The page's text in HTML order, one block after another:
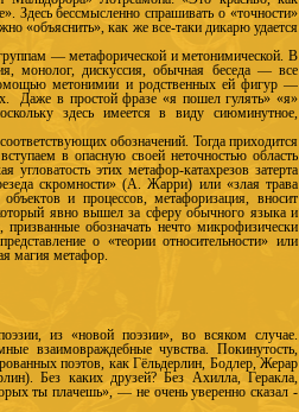
Здесь бессмысленно спрашивать о «точности»
«объяснить», как же все-таки дикарю удается
— метафорической и метонимической. В
монолог, дискуссия, обычная беседа — все
метонимии и родственных ей фигур —
Даже в простой фразе «я пошел гулять» «я»
здесь имеется в виду сиюминутное,
обозначений. Тогда приходится
в опасную своей неточностью область
этих метафор-катахрезов затерта
скромности» (А. Жарри) или «злая трава
и процессов, метафоризация, вносит
который явно вышел за сферу обычного языка и
обозначать нечто микрофизически
о «теории относительности» или
магия метафор.
из «новой поэзии», во всяком случае.
взаимовраждебные чувства. Покинутость,
поэтов, как Гёльдерлин, Бодлер, Жерар
Без каких друзей? Без Ахилла, Геракла,
ты плачешь», — не очень уверенно сказал